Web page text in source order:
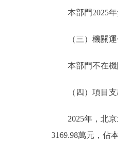
本部門2025年
（三）機關運
本部門不在機
（四）項目支
2025年，北京
3169.98萬元，佔